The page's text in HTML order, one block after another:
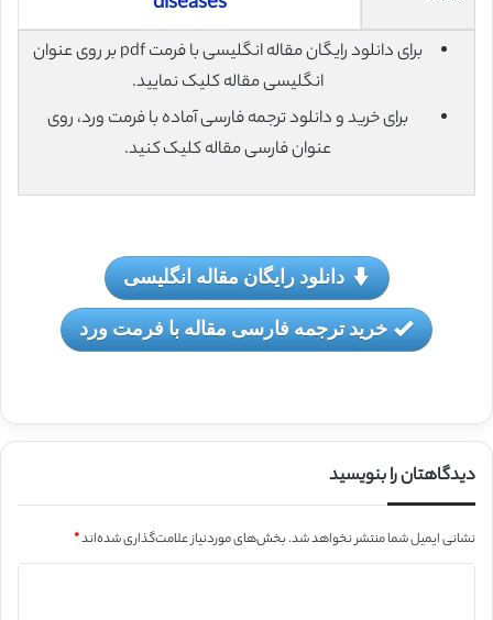
برای دانلود رایگان مقاله انگلیسی با فرمت pdf بر روی عنوان
انگلیسی مقاله کلیک نمایید.
برای خرید و دانلود ترجمه فارسی آماده با فرمت ورد، روی
عنوان فارسی مقاله کلیک کنید.
دانلود رایگان مقاله انگلیسی
خرید ترجمه فارسی مقاله با فرمت ورد
دیدگاهتان را بنویسید
نشانی ایمیل شما منتشر نخواهد شد.بخش‌های موردنیاز علامت‌گذاری شده‌اند*